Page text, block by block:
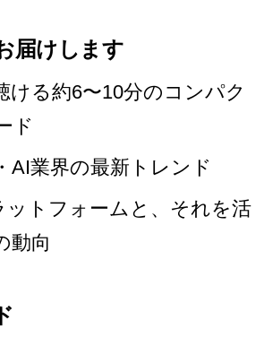
届けします
ける約6〜10分のコンパク
ド
AI業界の最新トレンド
ットフォームと、それを活
動向